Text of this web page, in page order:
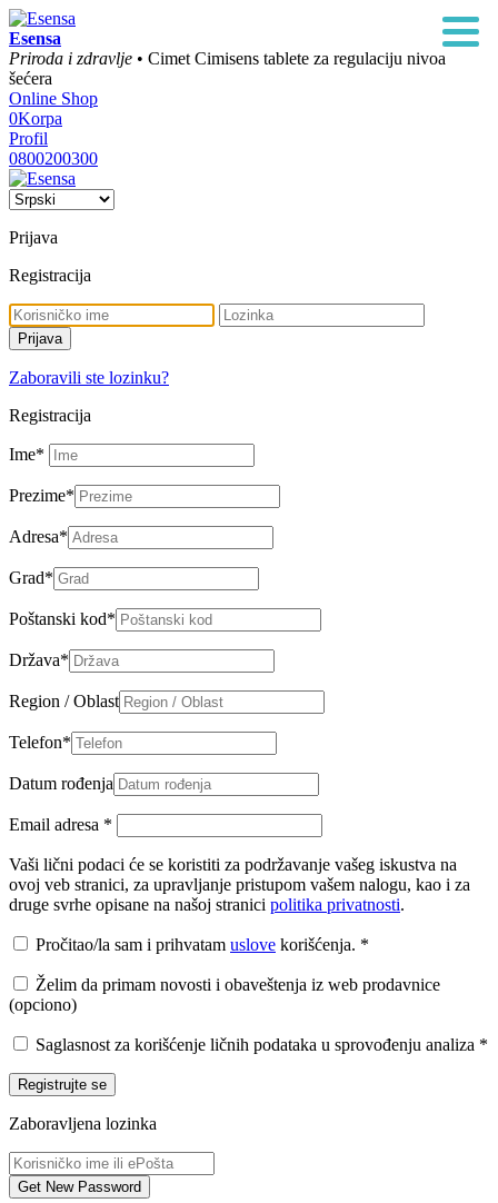
Esensa
Priroda i zdravlje • Cimet Cimisens tablete za regulaciju nivoa
šećera
Online Shop
0Korpa
Profil
0800200300
Prijava
Registracija
Zaboravili ste lozinku?
Registracija
Ime*
Prezime*
Adresa*
Grad*
Poštanski kod*
Država*
Region / Oblast
Telefon*
Datum rođenja
Email adresa *
Vaši lični podaci će se koristiti za podržavanje vašeg iskustva na
ovoj veb stranici, za upravljanje pristupom vašem nalogu, kao i za
druge svrhe opisane na našoj stranici politika privatnosti.
Pročitao/la sam i prihvatam uslove korišćenja. *
Želim da primam novosti i obaveštenja iz web prodavnice
(opciono)
Saglasnost za korišćenje ličnih podataka u sprovođenju analiza *
Registrujte se
Zaboravljena lozinka